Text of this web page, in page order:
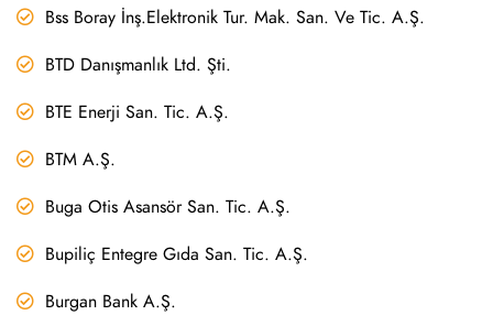
Bss Boray İnş.Elektronik Tur. Mak. San. Ve Tic. A.Ş.
BTD Danışmanlık Ltd. Şti.
BTE Enerji San. Tic. A.Ş.
BTM A.Ş.
Buga Otis Asansör San. Tic. A.Ş.
Bupiliç Entegre Gıda San. Tic. A.Ş.
Burgan Bank A.Ş.